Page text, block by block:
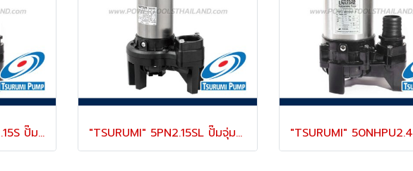
"TSURUMI" 50NHPU2.15S ปั๊มจุ่มสูบน้ำสะอาด ท่อ 2 นิ้ว (50 มม.) 150 แรงม้า ส่งสูง 2-5 เมตร 220V ตัวเรือนแสตนเลส 316L ทนทาน "TSURUMI" 5PN2.15SL ปั๊มจุ่มสูบน้ำสะอาด ท่อ 2 นิ้ว (50 มม.) 150 แรงม้า ส่งสูง 1-3 เมตร 220V ตัวเรือนแสตนเลส 316L ทนทาน